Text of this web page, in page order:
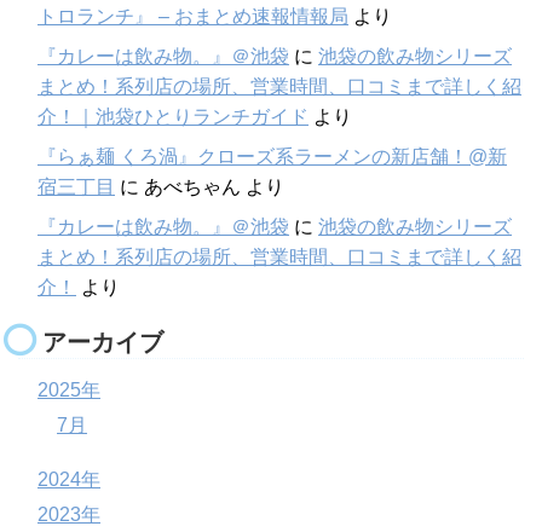
トロランチ』 – おまとめ速報情報局 より
『カレーは飲み物。』＠池袋 に 池袋の飲み物シリーズ
まとめ！系列店の場所、営業時間、口コミまで詳しく紹
介！｜池袋ひとりランチガイド より
『らぁ麺 くろ渦』クローズ系ラーメンの新店舗！@新
宿三丁目 に あべちゃん より
『カレーは飲み物。』＠池袋 に 池袋の飲み物シリーズ
まとめ！系列店の場所、営業時間、口コミまで詳しく紹
介！
より
アーカイブ
2025年
7月
2024年
2023年